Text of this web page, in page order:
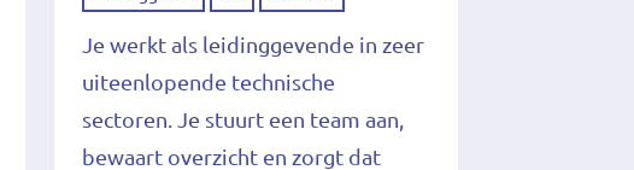
Je werkt als leidinggevende in zeer
uiteenlopende technische
sectoren. Je stuurt een team aan,
bewaart overzicht en zorgt dat